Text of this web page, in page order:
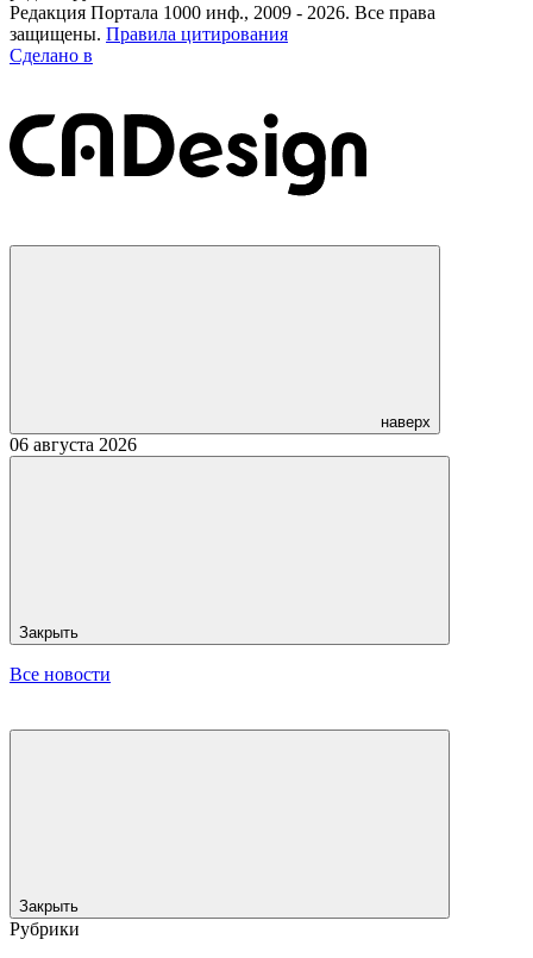
Редакция Портала 1000 инф., 2009 - 2026. Все права
защищены. Правила цитирования
Сделано в
наверх
06 августа 2026
Закрыть
Все новости
Закрыть
Рубрики